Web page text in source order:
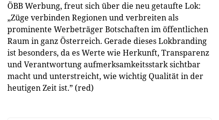
ÖBB Werbung, freut sich über die neu getaufte Lok:
„Züge verbinden Regionen und verbreiten als
prominente Werbeträger Botschaften im öffentlichen
Raum in ganz Österreich. Gerade dieses Lokbranding
ist besonders, da es Werte wie Herkunft, Transparenz
und Verantwortung aufmerksamkeitsstark sichtbar
macht und unterstreicht, wie wichtig Qualität in der
heutigen Zeit ist.” (red)